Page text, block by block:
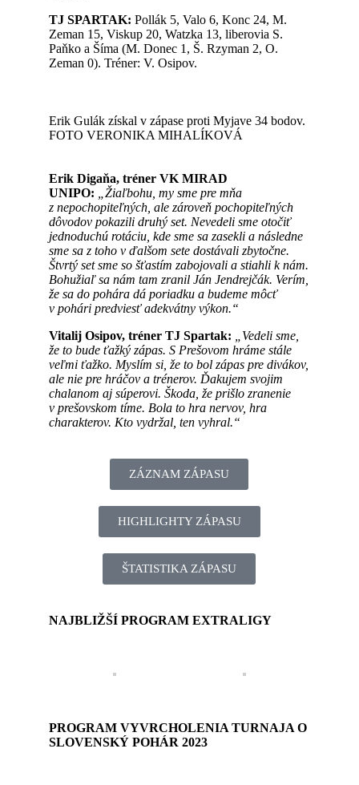
TJ SPARTAK: Pollák 5, Valo 6, Konc 24, M.
Zeman 15, Viskup 20, Watzka 13, liberovia S.
Paňko a Šíma (M. Donec 1, Š. Rzyman 2, O.
Zeman 0). Tréner: V. Osipov.
Erik Gulák získal v zápase proti Myjave 34 bodov.
FOTO VERONIKA MIHALÍKOVÁ
Erik Digaňa, tréner VK MIRAD
UNIPO:
„Žiaľbohu, my sme pre mňa
z nepochopiteľných, ale zároveň pochopiteľných
dôvodov pokazili druhý set. Nevedeli sme otočiť
jednoduchú rotáciu, kde sme sa zasekli a následne
sme sa z toho v ďalšom sete dostávali zbytočne.
Štvrtý set sme so šťastím zabojovali a stiahli k nám.
Bohužiaľ sa nám tam zranil Ján Jendrejčák. Verím,
že sa do pohára dá poriadku a budeme môcť
v pohári predviesť adekvátny výkon.“
Vitalij Osipov, tréner TJ Spartak:
„Vedeli sme,
že to bude ťažký zápas. S Prešovom hráme stále
veľmi ťažko. Myslím si, že to bol zápas pre divákov,
ale nie pre hráčov a trénerov. Ďakujem svojim
chalanom aj súperovi. Škoda, že prišlo zranenie
v prešovskom tíme. Bola to hra nervov, hra
charakterov. Kto vydržal, ten vyhral.“
ZÁZNAM ZÁPASU
HIGHLIGHTY ZÁPASU
ŠTATISTIKA ZÁPASU
NAJBLIŽŠÍ PROGRAM EXTRALIGY
PROGRAM VYVRCHOLENIA TURNAJA O
SLOVENSKÝ POHÁR 2023